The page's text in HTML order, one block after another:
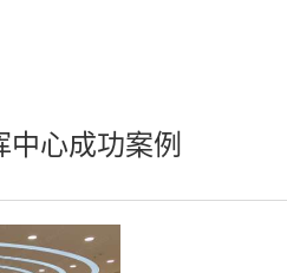
中心成功案例